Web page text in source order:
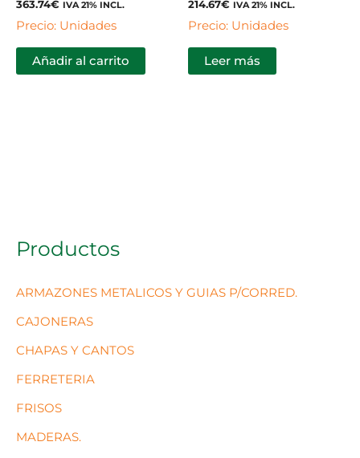
Productos
ARMAZONES METALICOS Y GUIAS P/CORRED.
CAJONERAS
CHAPAS Y CANTOS
FERRETERIA
FRISOS
MADERAS.
363.74€ IVA 21% INCL.
Precio: Unidades
Añadir al carrito
214.67€ IVA 21% INCL.
Precio: Unidades
Leer más